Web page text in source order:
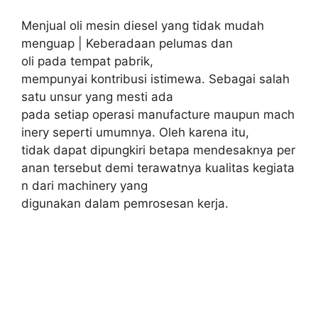
Menjual oli mesin diesel yang tidak mudah
menguap | Keberadaan pelumas dan
oli pada tempat pabrik,
mempunyai kontribusi istimewa. Sebagai salah
satu unsur yang mesti ada
pada setiap operasi manufacture maupun mach
inery seperti umumnya. Oleh karena itu,
tidak dapat dipungkiri betapa mendesaknya per
anan tersebut demi terawatnya kualitas kegiata
n dari machinery yang
digunakan dalam pemrosesan kerja.